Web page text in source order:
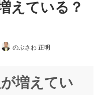
えている？
のぶさわ 正明
増えてい